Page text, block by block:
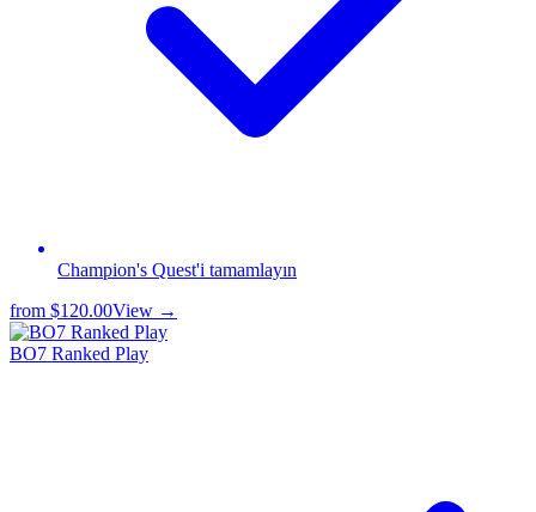
Champion's Quest'i tamamlayın
from $120.00View →
BO7 Ranked Play